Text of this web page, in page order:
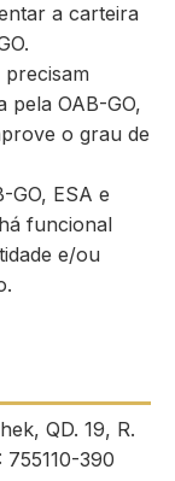
a carteira
pela OAB-GO,
o grau de
GO, ESA e
funcional
e/ou
QD. 19, R.
390